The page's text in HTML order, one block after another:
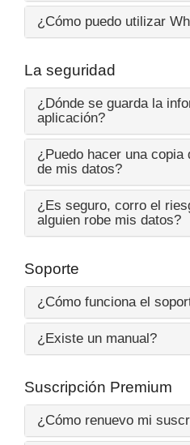
¿Cómo puedo utilizar
La seguridad
¿Dónde se guarda la
aplicación?
¿Puedo hacer una copia
de mis datos?
¿Es seguro, corro el
alguien robe mis datos?
Soporte
¿Cómo funciona el
¿Existe un manual?
Suscripción Premium
¿Cómo renuevo mi